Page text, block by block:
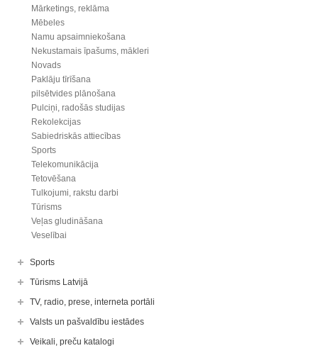
Mārketings, reklāma
Mēbeles
Namu apsaimniekošana
Nekustamais īpašums, mākleri
Novads
Paklāju tīrīšana
pilsētvides plānošana
Pulciņi, radošās studijas
Rekolekcijas
Sabiedriskās attiecības
Sports
Telekomunikācija
Tetovēšana
Tulkojumi, rakstu darbi
Tūrisms
Veļas gludināšana
Veselībai
Sports
Tūrisms Latvijā
TV, radio, prese, interneta portāli
Valsts un pašvaldību iestādes
Veikali, preču katalogi